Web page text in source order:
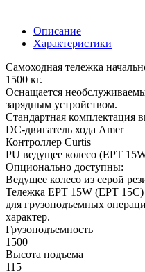
Описание
Характеристики
Самоходная тележка
1500 кг.
Оснащается
зарядным устройством.
Cтандартная комплектация
DC-двигатель хода Amer
Контроллер Curtis
PU ведущее колесо (EPT
Опционально доступны:
Ведущее колесо из серой
Тележка EPT 15W (EPT
для грузоподъемных
характер.
Грузоподъемность
1500
Высота подъема
115